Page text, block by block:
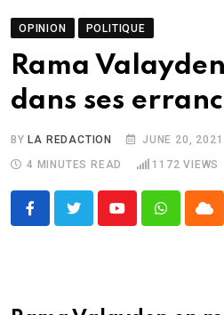
OPINION POLITIQUE
Rama
dans ses
BYLA REDACTION JUNE 20, 2021
4 MINUTES READ
1172 VIEWS
YoutubeWhatsapp